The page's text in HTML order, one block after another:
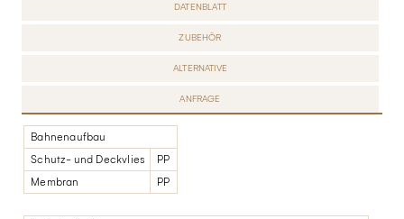
DATENBLATT
ZUBEHÖR
ALTERNATIVE
ANFRAGE
Bahnenaufbau
Schutz- und Deckvlies
PP
Membran
PP